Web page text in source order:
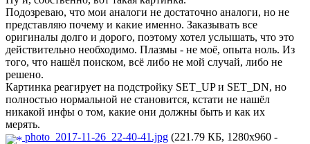
Подозреваю, что мои аналоги не достаточно аналоги, но не
представляю почему и какие именно. Заказывать все
оригиналы долго и дорого, поэтому хотел услышать, что это
действительно необходимо. Плазмы - не моё, опыта ноль. Из
того, что нашёл поиском, всё либо не мой случай, либо не
решено.
Картинка реагирует на подстройку SET_UP и SET_DN, но
полностью нормальной не становится, кстати не нашёл
никакой инфы о том, какие они должны быть и как их
мерять.
photo_2017-11-26_22-40-41.jpg (221.79 КБ, 1280x960 -